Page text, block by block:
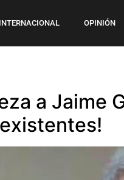
INTERNACIONAL OPINIÓN
a Jaime